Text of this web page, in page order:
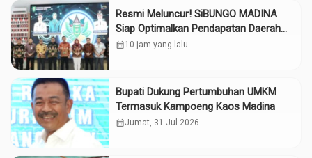
Resmi Meluncur! SiBUNGO MADINA
Siap Optimalkan Pendapatan Daerah
Madina
calendar_month10 jam yang lalu
Bupati Dukung Pertumbuhan UMKM
Termasuk Kampoeng Kaos Madina
calendar_monthJumat, 31 Jul 2026